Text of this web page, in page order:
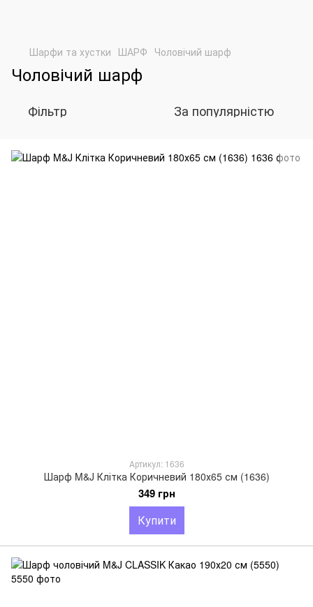
Шарфи та хустки ШАРФ Чоловічий шарф
Чоловічий шарф
Фільтр За популярністю
Артикул: 1636
Шарф M&J Клітка Коричневий 180х65 см (1636)
349 грн
Купити